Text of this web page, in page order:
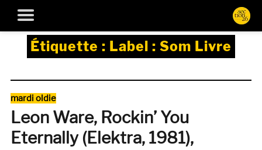
Étiquette : Label : Som Livre
Catégories
mardi oldie
Leon Ware, Rockin’ You
Eternally (Elektra, 1981),